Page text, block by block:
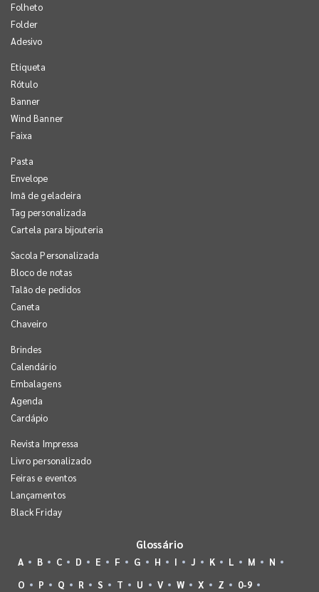
Folheto
Folder
Adesivo
Etiqueta
Rótulo
Banner
Wind Banner
Faixa
Pasta
Envelope
Imã de geladeira
Tag personalizada
Cartela para bijouteria
Sacola Personalizada
Bloco de notas
Talão de pedidos
Caneta
Chaveiro
Brindes
Calendário
Embalagens
Agenda
Cardápio
Revista Impressa
Livro personalizado
Feiras e eventos
Lançamentos
Black Friday
Glossário
A B C D E F G H I J K L M
N
O
P Q R S T U V W X Z 0-9